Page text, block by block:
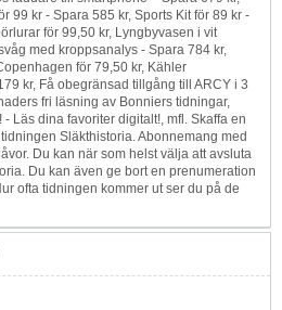
99 kr - Spara 585 kr, Sports Kit för 89 kr -
för 99,50 kr, Lyngbyvasen i vit
med kroppsanalys - Spara 784 kr,
för 7 9,50 kr, Kähler
kr, Få obegränsad tillgång till ARCY i 3
fri läsning av Bonniers tidningar,
Läs dina favoriter digitalt!, mfl. Skaffa en
Släkthistoria. Abonnemang med
Du kan när som helst välja att avsluta
Du kan även ge bort en prenumeration
ofta tidningen kommer ut ser du på de